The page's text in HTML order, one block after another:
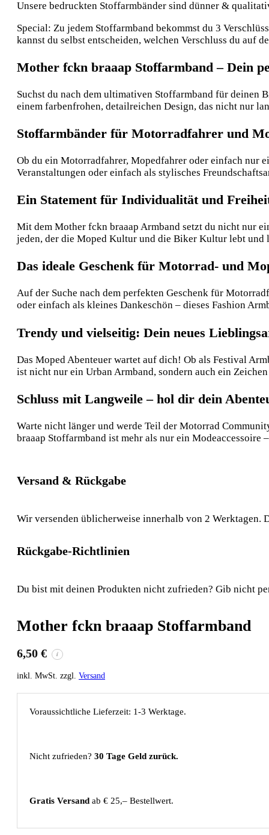
Unsere bedruckten Stoffarmbänder sind dünner &
Special: Zu jedem Stoffarmband bekommst du 3
kannst du selbst entscheiden, welchen Verschluss du auf
Mother fckn braaap Stoffarmband – Dein
Suchst du nach dem ultimativen Stoffarmband für deinen
einem farbenfrohen, detailreichen Design, das nicht nur
Stoffarmbänder für Motorradfahrer und
Ob du ein Motorradfahrer, Mopedfahrer oder einfach nur
Veranstaltungen oder einfach als stylisches
Ein Statement für Individualität und
Mit dem Mother fckn braaap Armband setzt du nicht nur
jeden, der die Moped Kultur und die Biker Kultur lebt und
Das ideale Geschenk für Motorrad- und
Auf der Suche nach dem perfekten Geschenk für
oder einfach als kleines Dankeschön – dieses Fashion
Trendy und vielseitig: Dein neues
Das Moped Abenteuer wartet auf dich! Ob als Festival
ist nicht nur ein Urban Armband, sondern auch ein
Schluss mit Langweile – hol dir dein
Warte nicht länger und werde Teil der Motorrad
braaap Stoffarmband ist mehr als nur ein Modeaccessoire
Versand & Rückgabe
Wir versenden üblicherweise innerhalb von 2 Werktagen.
Rückgabe-Richtlinien
Du bist mit deinen Produkten nicht zufrieden? Gib nicht
Mother fckn braaap Stoffarmband
6,50 € i
inkl. MwSt. zzgl. Versand
Voraussichtliche Lieferzeit: 1-3 Werktage.
Nicht zufrieden? 30 Tage Geld zurück.
Gratis Versand ab € 25,– Bestellwert.